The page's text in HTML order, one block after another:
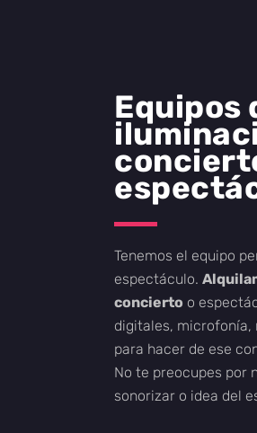
Equipos
Tenemos el equipo
espectáculo.
concierto o
digitales, microfonía,
para hacer de ese
No te preocupes por
sonorizar o idea del